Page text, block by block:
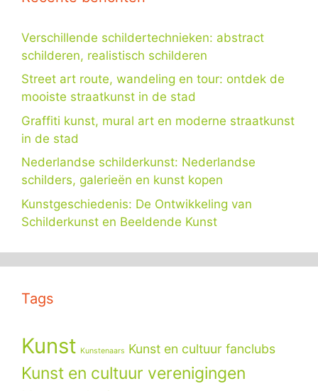
Verschillende schildertechnieken: abstract
schilderen, realistisch schilderen
Street art route, wandeling en tour: ontdek de
mooiste straatkunst in de stad
Graffiti kunst, mural art en moderne straatkunst
in de stad
Nederlandse schilderkunst: Nederlandse
schilders, galerieën en kunst kopen
Kunstgeschiedenis: De Ontwikkeling van
Schilderkunst en Beeldende Kunst
Tags
Kunst Kunstenaars Kunst en cultuur fanclubs
Kunst en cultuur verenigingen